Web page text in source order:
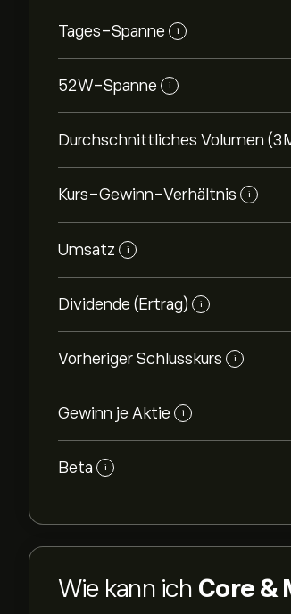
Tages-Spanne i
52W-Spanne i
Durchschnittliches Volumen
Kurs-Gewinn-Verhältnis i
Umsatz i
Dividende (Ertrag) i
Vorheriger Schlusskurs i
Gewinn je Aktie i
Beta i
Wie kann ich Core &